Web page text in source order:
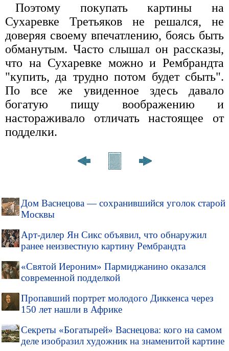
Поэтому покупать картины на
Сухаревке Третьяков не решался, не
доверяя своему впечатлению, боясь быть
обманутым. Часто слышал он рассказы,
что на Сухаревке можно и Рембрандта
"купить, да трудно потом будет сбыть".
По все же увиденное здесь давало
богатую пищу воображению и
настораживало отличать настоящее от
подделки.
Дом Васнецова — сохранившийся уголок старой
Москвы
Арт-дилер Ян Сикс объявил, что обнаружил
ранее неизвестную картину Рембрандта
«Святой Иероним» Пармиджанино оказался
современной подделкой
Пропавший портрет молодого Диккенса через
150 лет нашли в Африке
Секреты «Богатырей» Васнецова: кого на самом
деле изобразил художник на знаменитой картине